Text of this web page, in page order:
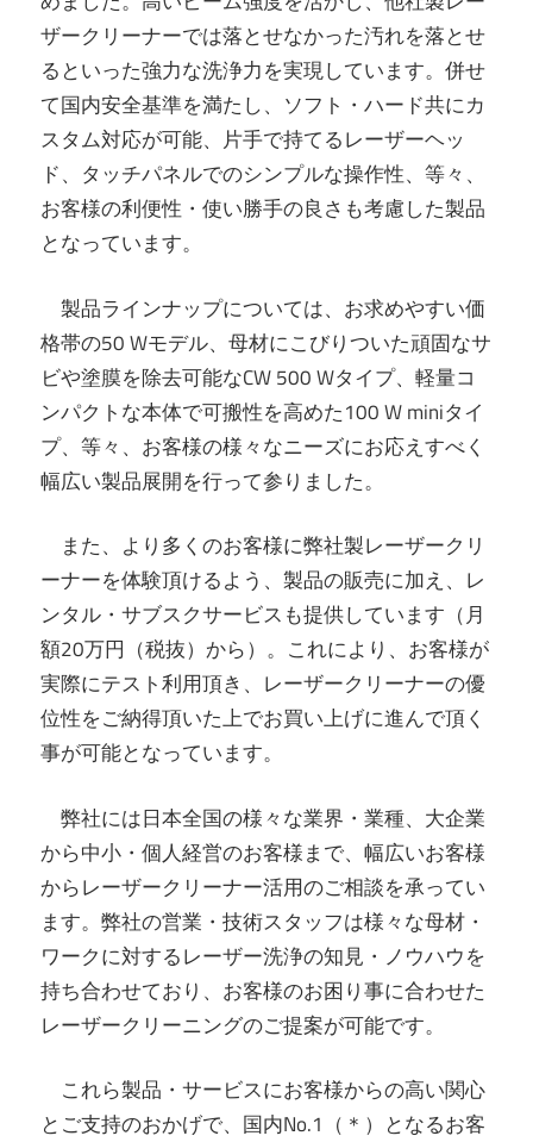
ザークリーナーでは落とせなかった汚れを落とせ
るといった強力な洗浄力を実現しています。併せ
て国内安全基準を満たし、ソフト・ハード共にカ
スタム対応が可能、片手で持てるレーザーヘッ
ド、タッチパネルでのシンプルな操作性、等々、
お客様の利便性・使い勝手の良さも考慮した製品
となっています。
製品ラインナップについては、お求めやすい価
格帯の50 Wモデル、母材にこびりついた頑固なサ
ビや塗膜を除去可能なCW 500 Wタイプ、軽量コ
ンパクトな本体で可搬性を高めた100 W miniタイ
プ、等々、お客様の様々なニーズにお応えすべく
幅広い製品展開を行って参りました。
また、より多くのお客様に弊社製レーザークリ
ーナーを体験頂けるよう、製品の販売に加え、レ
ンタル・サブスクサービスも提供しています（月
額20万円（税抜）から）。これにより、お客様が
実際にテスト利用頂き、レーザークリーナーの優
位性をご納得頂いた上でお買い上げに進んで頂く
事が可能となっています。
弊社には日本全国の様々な業界・業種、大企業
から中小・個人経営のお客様まで、幅広いお客様
からレーザークリーナー活用のご相談を承ってい
ます。弊社の営業・技術スタッフは様々な母材・
ワークに対するレーザー洗浄の知見・ノウハウを
持ち合わせており、お客様のお困り事に合わせた
レーザークリーニングのご提案が可能です。
これら製品・サービスにお客様からの高い関心
とご支持のおかげで、国内No.1（＊）となるお客